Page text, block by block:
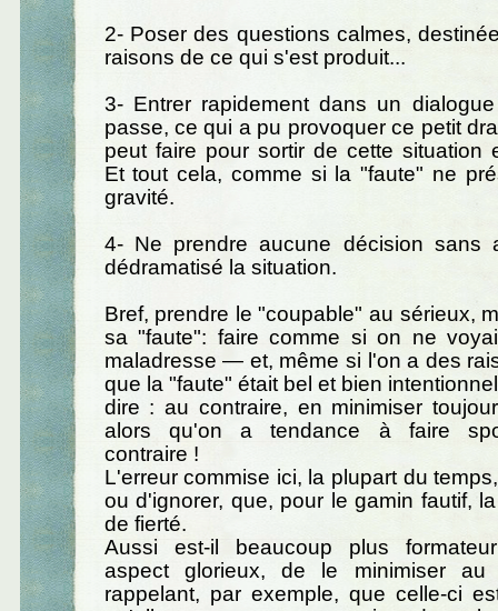
2- Poser des questions calmes,
raisons de ce qui s'est produit...
3- Entrer rapidement dans un
passe, ce qui a pu provoquer ce petit
peut faire pour sortir de cette situation
Et tout cela, comme si la "faute" ne
gravité.
4- Ne prendre aucune décision sans
dédramatisé la situation.
Bref, prendre le "coupable" au sérieux,
sa "faute": faire comme si on ne
maladresse — et, même si l'on a des
que la "faute" était bel et bien
dire : au contraire, en minimiser
alors qu'on a tendance à faire
contraire !
L'erreur commise ici, la plupart du
ou d'ignorer, que, pour le gamin fautif,
de fierté.
Aussi est-il beaucoup plus
aspect glorieux, de le minimiser au
rappelant, par exemple, que celle-ci